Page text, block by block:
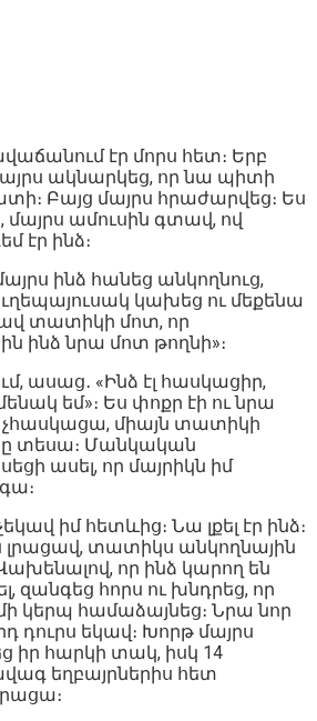
էր մորս հետ։ Երբ
ակնարկեց, որ նա պիտի
Բայց մայրս հրաժարվեց։ Ես
ամուսին գտավ, ով
էր ինձ։
ինձ հանեց անկողնուց,
կախեց ու մեքենա
տատիկի մոտ, որ
ինձ նրա մոտ թողնի»։
ասաց․ «Ինձ էլ հասկացիր,
եմ»։ Ես փոքր էի ու նրա
միայն տատիկի
տեսա։ Մանկական
ասել, որ մայրիկն իմ
իմ հետևից։ Նա լքել էր ինձ։
լրացավ, տատիկս անկողնային
որ ինձ կարող են
զանգեց հորս ու խնդրեց, որ
կերպ համաձայնեց։ Նրա նոր
դուրս եկավ։ Խորթ մայրս
իր հարկի տակ, իսկ 14
եղբայրներիս հետ